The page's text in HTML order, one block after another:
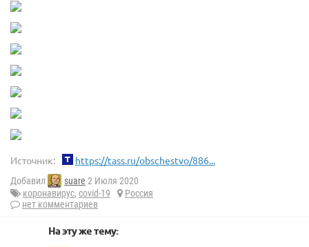
Источник: https://tass.ru/obschestvo/886...
Добавил suare 2 Июля 2020
коронавирус, covid-19
Россия
нет комментариев
На эту же тему: